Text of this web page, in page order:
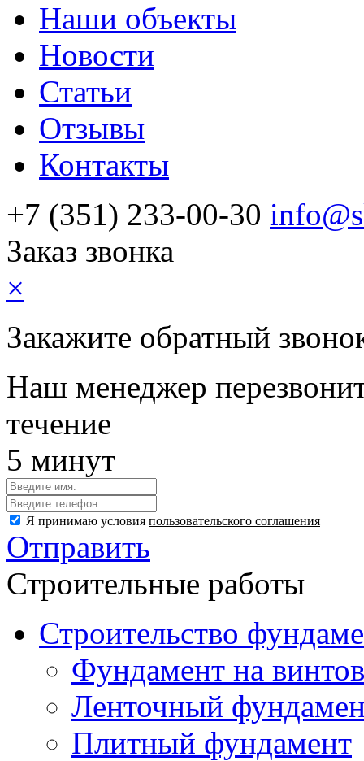
Наши объекты
Новости
Статьи
Отзывы
Контакты
+7 (351) 233-00-30
Заказ звонка
×
Закажите обратный
Наш менеджер
течение
5 минут
Я принимаю условия пользовательского соглашения
Отправить
Строительные работы
Строительство
Фундамент на
Ленточный
Плитный фундамент